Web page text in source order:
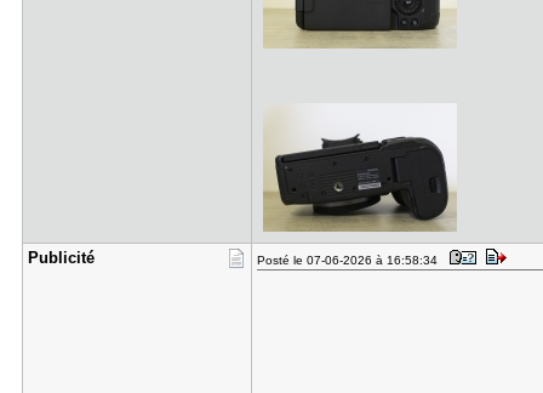
Publicité Posté le 07-06-2026 à 16:58:34